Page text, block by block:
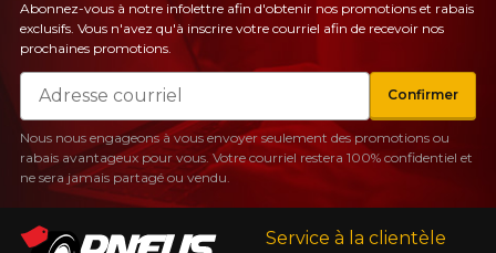
Service à la clientèle
Abonnez-vous à notre infolettre afin d'obtenir nos promotions et rabais
exclusifs. Vous n'avez qu'à inscrire votre courriel afin de recevoir nos
prochaines promotions.
Courriel
Confirmer
Nous nous engageons à vous envoyer seulement des promotions ou
rabais avantageux pour vous. Votre courriel restera 100% confidentiel et
ne sera jamais partagé ou vendu.